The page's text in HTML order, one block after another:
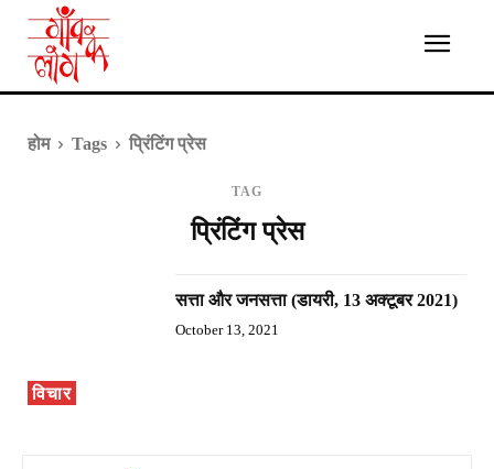
होम Tags प्रिंटिंग प्रेस
TAG
प्रिंटिंग प्रेस
विचार
सत्ता और जनसत्ता (डायरी, 13 अक्टूबर 2021)
October 13, 2021